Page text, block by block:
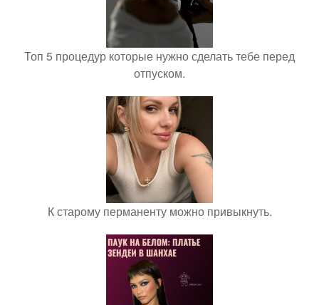
Топ 5 процедур которые нужно сделать тебе перед
отпуском.
К старому перманенту можно привыкнуть.